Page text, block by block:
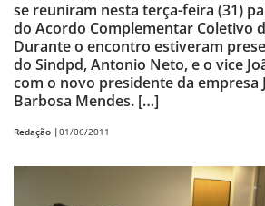
se reuniram nesta terça-feira (31)
do Acordo Complementar Coletivo
Durante o encontro estiveram
do Sindpd, Antonio Neto, e o vice
com o novo presidente da empresa
Barbosa Mendes. […]
Redação |01/06/2011